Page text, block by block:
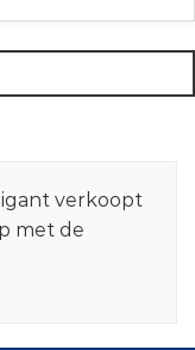
verkoopt
met de